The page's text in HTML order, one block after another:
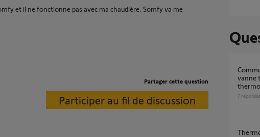
et il ne fonctionne pas avec ma chaudière. Somfy va me
Partager cette question
Participer au fil de discussion
Comment chauffer une chambre avec une
vanne
7 réponses